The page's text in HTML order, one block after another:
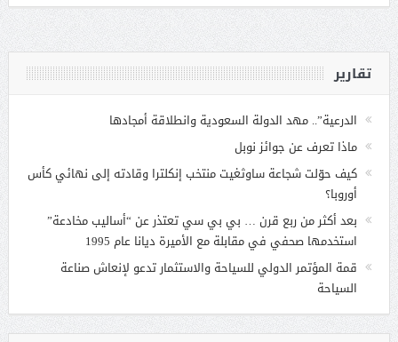
تقارير
الدرعية”.. مهد الدولة السعودية وانطلاقة أمجادها
ماذا تعرف عن جوائز نوبل
كيف حوّلت شجاعة ساوثغيت منتخب إنكلترا وقادته إلى نهائي كأس
أوروبا؟
بعد أكثر من ربع قرن … بي بي سي تعتذر عن “أساليب مخادعة”
استخدمها صحفي في مقابلة مع الأميرة ديانا عام 1995
قمة المؤتمر الدولي للسياحة والاستثمار تدعو لإنعاش صناعة
السياحة